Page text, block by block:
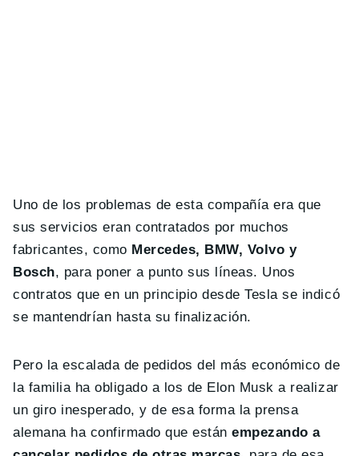
Uno de los problemas de esta compañía era que
sus servicios eran contratados por muchos
fabricantes, como Mercedes, BMW, Volvo y
Bosch, para poner a punto sus líneas. Unos
contratos que en un principio desde Tesla se indicó
se mantendrían hasta su finalización.
Pero la escalada de pedidos del más económico de
la familia ha obligado a los de Elon Musk a realizar
un giro inesperado, y de esa forma la prensa
alemana ha confirmado que estánempezando a